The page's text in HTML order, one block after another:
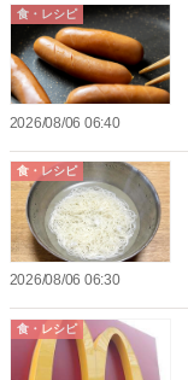
食・レシピ
2026/08/06 06:40
食・レシピ
2026/08/06 06:30
食・レシピ